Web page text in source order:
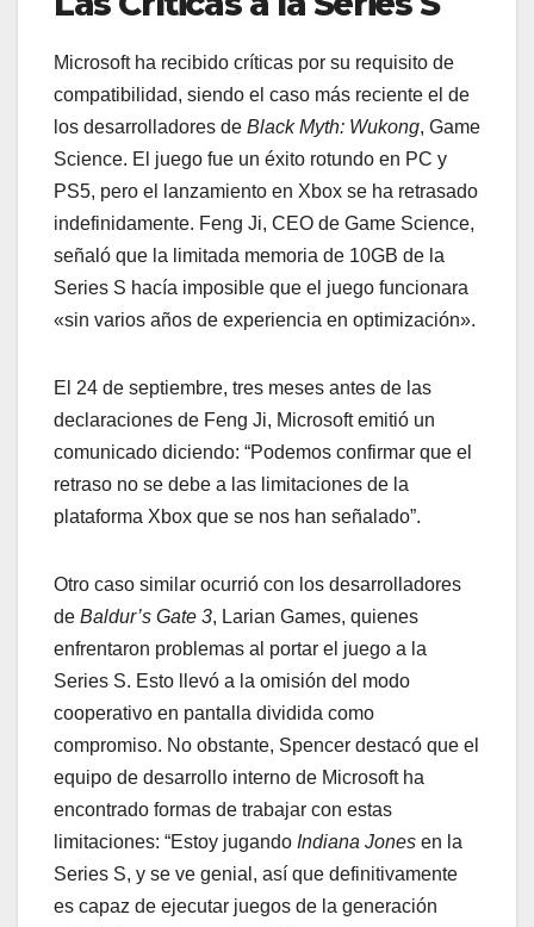
Microsoft ha recibido críticas por su requisito de
compatibilidad, siendo el caso más reciente el de
los desarrolladores de Black Myth: Wukong, Game
Science. El juego fue un éxito rotundo en PC y
PS5, pero el lanzamiento en Xbox se ha retrasado
indefinidamente. Feng Ji, CEO de Game Science,
señaló que la limitada memoria de 10GB de la
Series S hacía imposible que el juego funcionara
«sin varios años de experiencia en optimización».
El 24 de septiembre, tres meses antes de las
declaraciones de Feng Ji, Microsoft emitió un
comunicado diciendo: “Podemos confirmar que el
retraso no se debe a las limitaciones de la
plataforma Xbox que se nos han señalado”.
Otro caso similar ocurrió con los desarrolladores
de Baldur’s Gate 3, Larian Games, quienes
enfrentaron problemas al portar el juego a la
Series S. Esto llevó a la omisión del modo
cooperativo en pantalla dividida como
compromiso. No obstante, Spencer destacó que el
equipo de desarrollo interno de Microsoft ha
encontrado formas de trabajar con estas
limitaciones: “Estoy jugando Indiana Jones en la
Series S, y se ve genial, así que definitivamente
es capaz de ejecutar juegos de la generación